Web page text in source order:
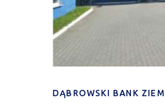
DĄBROWSKI BANK ZIEMI